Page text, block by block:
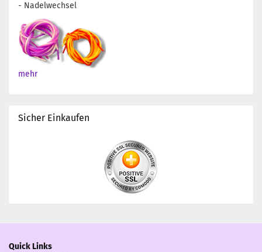
- Nadelwechsel
mehr
Sicher Einkaufen
Quick Links